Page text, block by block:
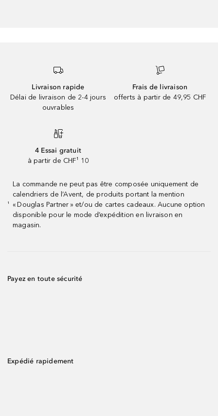
Livraison rapide
Délai de livraison de 2-4 jours
ouvrables
Frais de livraison
offerts à partir de 49,95 CHF
4 Essai gratuit
à partir de CHF¹ 10
¹
La commande ne peut pas être composée uniquement de
calendriers de l’Avent, de produits portant la mention
« Douglas Partner » et/ou de cartes cadeaux. Aucune option
disponible pour le mode d’expédition en livraison en
magasin.
Payez en toute sécurité
Expédié rapidement